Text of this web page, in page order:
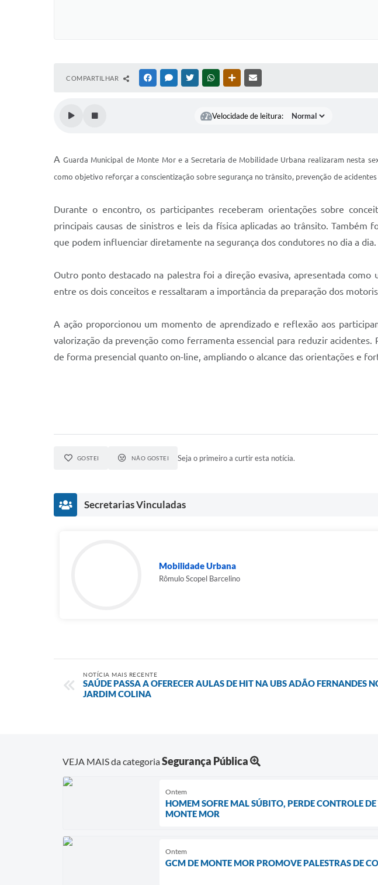
COMPARTILHAR FACEBOOKMESSENGER
TWITTERWHATSAPPOUTRAS MÍDIAS
Velocidade de leitura:
AGuarda Municipal de Monte Mor e a Secretaria de Mobilidade Urbana realizaram nesta
como objetivo reforçar a conscientização sobre segurança no trânsito, prevenção de
Durante o encontro, os participantes receberam orientações sobre
principais causas de sinistros e leis da física aplicadas ao trânsito.
que podem influenciar diretamente na segurança dos condutores no dia a dia.
Outro ponto destacado na palestra foi a direção evasiva, apresentada
entre os dois conceitos e ressaltaram a importância da preparação dos
A ação proporcionou um momento de aprendizado e reflexão aos
valorização da prevenção como ferramenta essencial para reduzir
de forma presencial quanto on-line, ampliando o alcance das orientações e
GOSTEI NÃO GOSTEI Seja o primeiro a curtir esta notícia.
Secretarias Vinculadas
Mobilidade Urbana
Rômulo Scopel Barcelino
NOTÍCIA MAIS RECENTE
SAÚDE PASSA A OFERECER AULAS DE HIT NA UBS ADÃO FERNANDES
JARDIM COLINA
VEJA MAIS da categoriaSegurança Pública
Ontem
HOMEM SOFRE MAL SÚBITO, PERDE CONTROLE
MONTE MOR
Ontem
GCM DE MONTE MOR PROMOVE PALESTRAS DE